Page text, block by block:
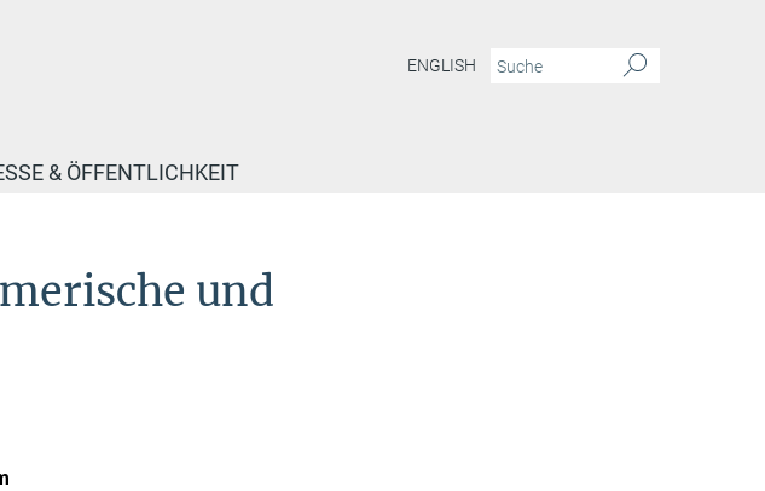
ENGLISH
& ÖFFENTLICHKEIT
und